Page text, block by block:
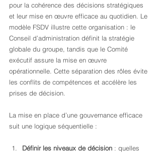
pour la cohérence des décisions stratégiques
et leur mise en œuvre efficace au quotidien. Le
modèle FSDV illustre cette organisation : le
Conseil d’administration définit la stratégie
globale du groupe, tandis que le Comité
exécutif assure la mise en œuvre
opérationnelle. Cette séparation des rôles évite
les conflits de compétences et accélère les
prises de décision.
La mise en place d’une gouvernance efficace
suit une logique séquentielle :
Définir les niveaux de décision : quelles